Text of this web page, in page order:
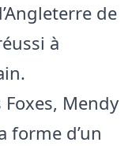
de
à
Mendy
forme d’un